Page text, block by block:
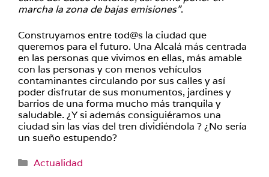
marcha la zona de bajas emisiones”.
Construyamos entre tod@s la ciudad que
queremos para el futuro. Una Alcalá más centrada
en las personas que vivimos en ellas, más amable
con las personas y con menos vehículos
contaminantes circulando por sus calles y así
poder disfrutar de sus monumentos, jardines y
barrios de una forma mucho más tranquila y
saludable. ¿Y si además consiguiéramos una
ciudad sin las vías del tren dividiéndola ? ¿No sería
un sueño estupendo?
Categorías
Actualidad